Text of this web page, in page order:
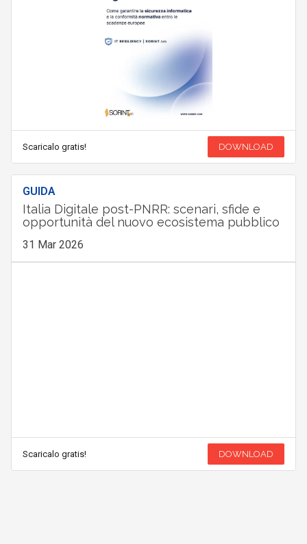
Scaricalo gratis! DOWNLOAD
GUIDA
Italia Digitale post-PNRR: scenari, sfide e
opportunità del nuovo ecosistema pubblico
31 Mar 2026
Scaricalo gratis! DOWNLOAD